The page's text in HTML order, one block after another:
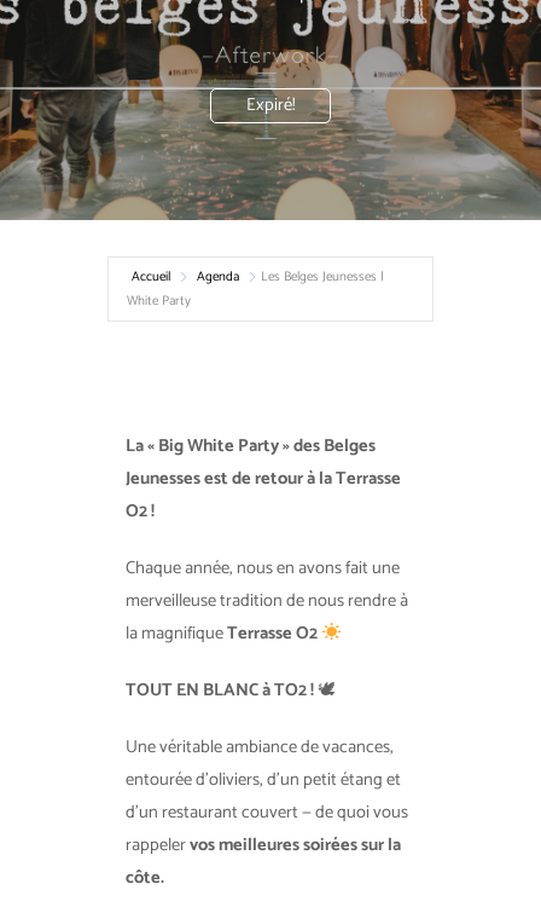
Expiré!
Accueil Agenda
Les Belges Jeunesses |
White Party
La « Big White Party » des Belges
Jeunesses est de retour à la Terrasse
O2 !
Chaque année, nous en avons fait une
merveilleuse tradition de nous rendre à
la magnifiqueTerrasse O2
TOUT EN BLANC à TO2 !🕊
Une véritable ambiance de vacances,
entourée d’oliviers, d’un petit étang et
d’un restaurant couvert — de quoi vous
rappelervos meilleures soirées sur la
côte.